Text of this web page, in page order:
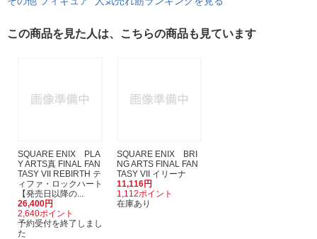
この商品を見た人は、こちらの商品も見ています
SQUARE ENIX PLA
Y ARTS真 FINAL FAN
TASY VII REBIRTH テ
ィファ・ロックハート
【発売日以降の...
26,400円
2,640ポイント
予約受付を終了しまし
た
SQUARE ENIX BRI
NG ARTS FINAL FAN
TASY VII イリーナ
11,116円
1,112ポイント
在庫あり